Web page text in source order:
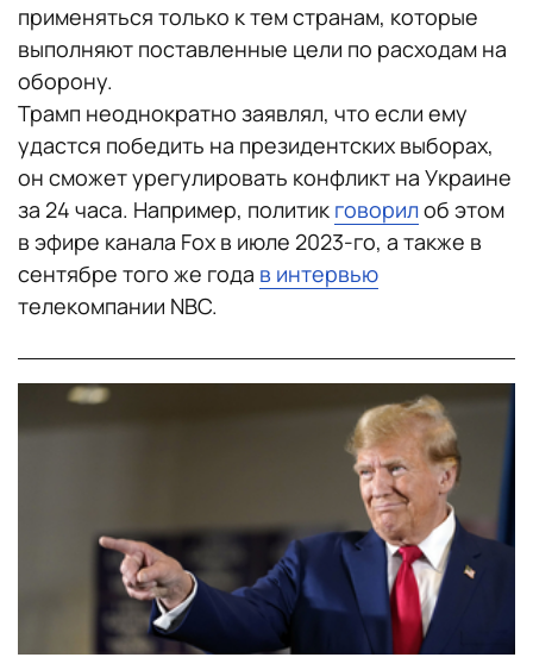
применяться только к тем странам, которые
выполняют поставленные цели по расходам на
оборону.
Трамп неоднократно заявлял, что если ему
удастся победить на президентских выборах,
он сможет урегулировать конфликт на Украине
за 24 часа. Например, политик говорилоб этом
в эфире канала Fox в июле 2023-го, а также в
сентябре того же года в интервью
телекомпании NBC.